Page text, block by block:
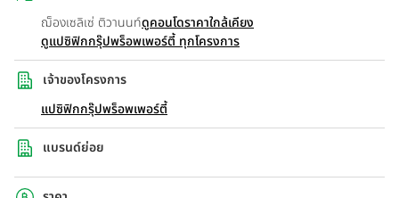
ฌ็องเซลิเซ่ ติวานนท์ดูคอนโดราคาใกล้เคียง
ดูแปซิฟิกกรุ๊ปพร็อพเพอร์ตี้ ทุกโครงการ
เจ้าของโครงการ
แปซิฟิกกรุ๊ปพร็อพเพอร์ตี้
แบรนด์ย่อย